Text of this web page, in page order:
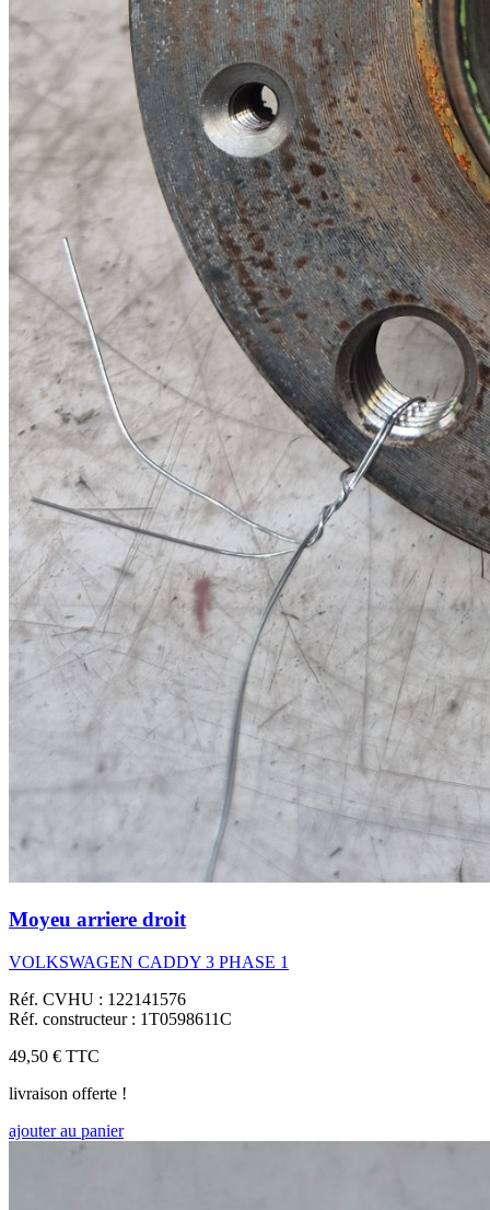
Moyeu arriere droit
VOLKSWAGEN CADDY 3 PHASE 1
Réf. CVHU : 122141576
Réf. constructeur : 1T0598611C
49,50 € TTC
livraison offerte !
ajouter au panier